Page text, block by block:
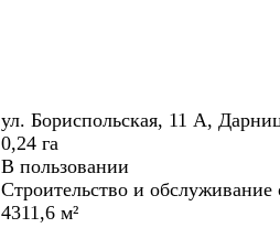
ул. Бориспольская, 11 А,
0,24 га
В пользовании
Строительство и обслуживание
4311,6 м²